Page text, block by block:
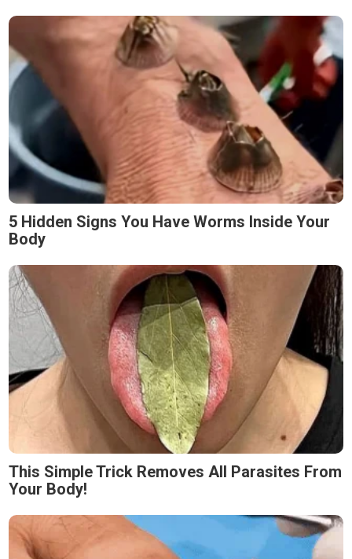
5 Hidden Signs You Have Worms Inside Your
Body
This Simple Trick Removes All Parasites From
Your Body!